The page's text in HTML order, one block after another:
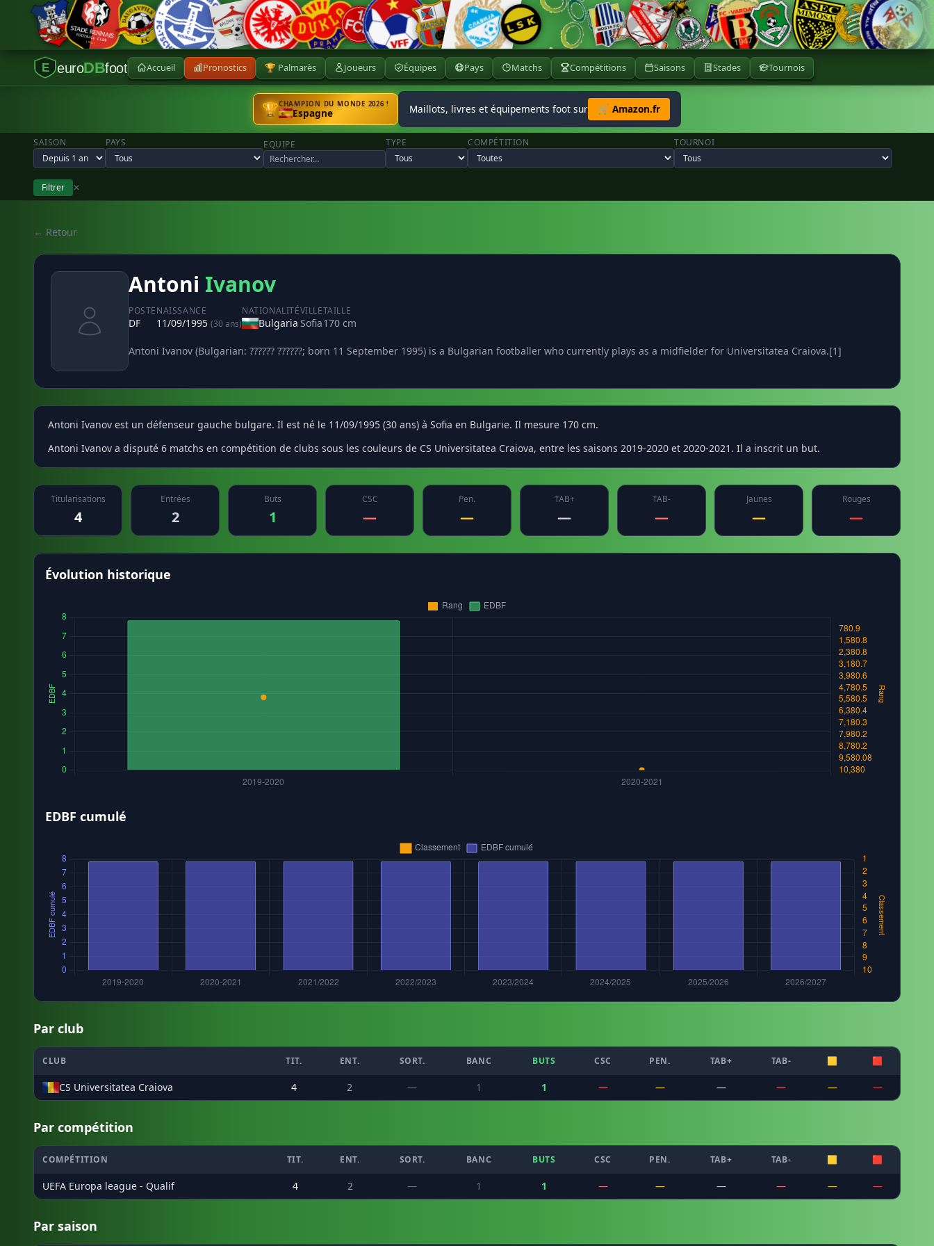
E euroDBfoot Accueil Pronostics 🏆 Palmarès Joueurs Équipes Pays Matchs Compétitions Saisons Stades Tournois
🏆CHAMPION DU MONDE 2026 !
Espagne Maillots, livres et équipements foot sur 🛒 Amazon.fr
SAISON PAYS EQUIPE TYPE COMPÉTITION TOURNOI
Filtrer ✕
← Retour
Antoni Ivanov
POSTE
DF
NAISSANCE
11/09/1995 (30 ans)
NATIONALITÉ
Bulgaria
VILLE
Sofia
TAILLE
170 cm
Antoni Ivanov (Bulgarian: ?????? ??????; born 11 September 1995) is a Bulgarian footballer who currently plays as a midfielder for Universitatea Craiova.[1]
Antoni Ivanov est un défenseur gauche bulgare. Il est né le 11/09/1995 (30 ans) à Sofia en Bulgarie. Il mesure 170 cm.
Antoni Ivanov a disputé 6 matchs en compétition de clubs sous les couleurs de CS Universitatea Craiova, entre les saisons 2019-2020 et 2020-2021. Il a inscrit un but.
Titularisations
4
Entrées
2
Buts
1
CSC
—
Pen.
—
TAB+
—
TAB-
—
Jaunes
—
Rouges
—
Évolution historique
EDBF cumulé
Par club
CLUB TIT. ENT. SORT. BANC BUTS CSC PEN. TAB+ TAB- 🟨 🟥
CS Universitatea Craiova 4 2 — 1 1 — — — — — —
Par compétition
COMPÉTITION TIT. ENT. SORT. BANC BUTS CSC PEN. TAB+ TAB- 🟨 🟥
UEFA Europa league - Qualif 4 2 — 1 1 — — — — — —
Par saison